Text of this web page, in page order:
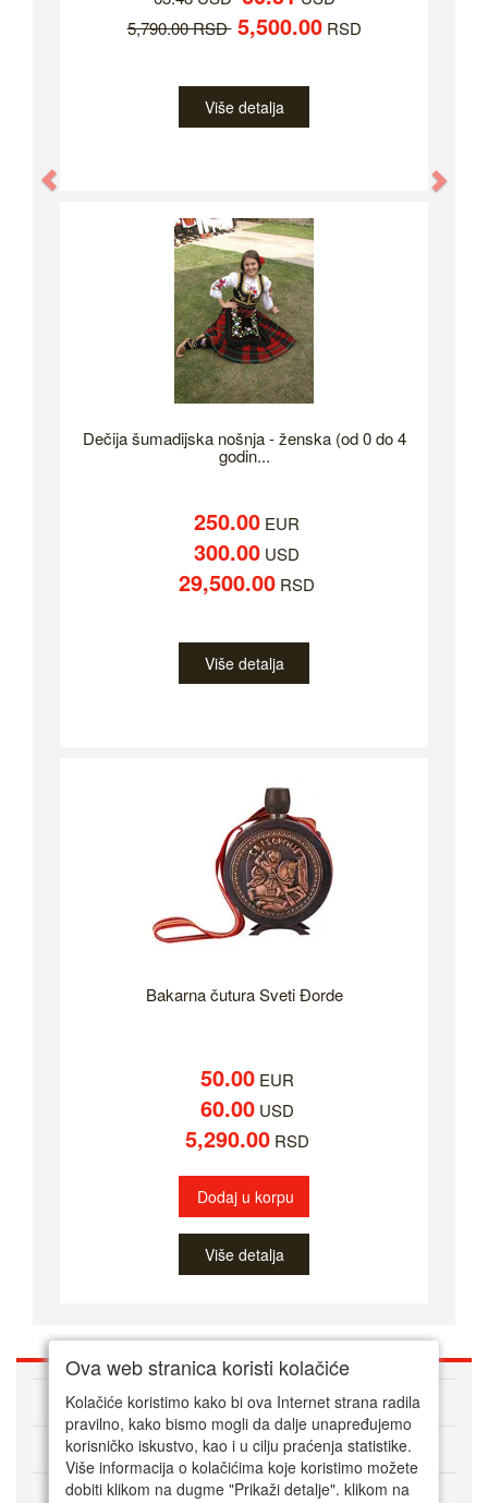
5,790.00 RSD 5,500.00RSD
Više detalja
Dečija šumadijska nošnja - ženska (od 0 do 4
godin...
250.00 EUR
300.00 USD
29,500.00 RSD
Više detalja
Bakarna čutura Sveti Đorde
50.00EUR
60.00USD
5,290.00RSD
Dodaj u korpu
Više detalja
O nama
Kako kupovati online
Korisnički servis
Ova web stranica koristi kolačiće
Kolačiće koristimo kako bi ova Internet strana radila
pravilno, kako bismo mogli da dalje unapređujemo
korisničko iskustvo, kao i u cilju praćenja statistike.
Više informacija o kolačićima koje koristimo možete
dobiti klikom na dugme "Prikaži detalje". klikom na